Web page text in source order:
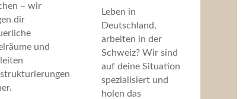
– wir
dir
und
Leben in
Deutschland,
arbeiten in der
Schweiz? Wir sind
auf deine Situation
spezialisiert und
holen das